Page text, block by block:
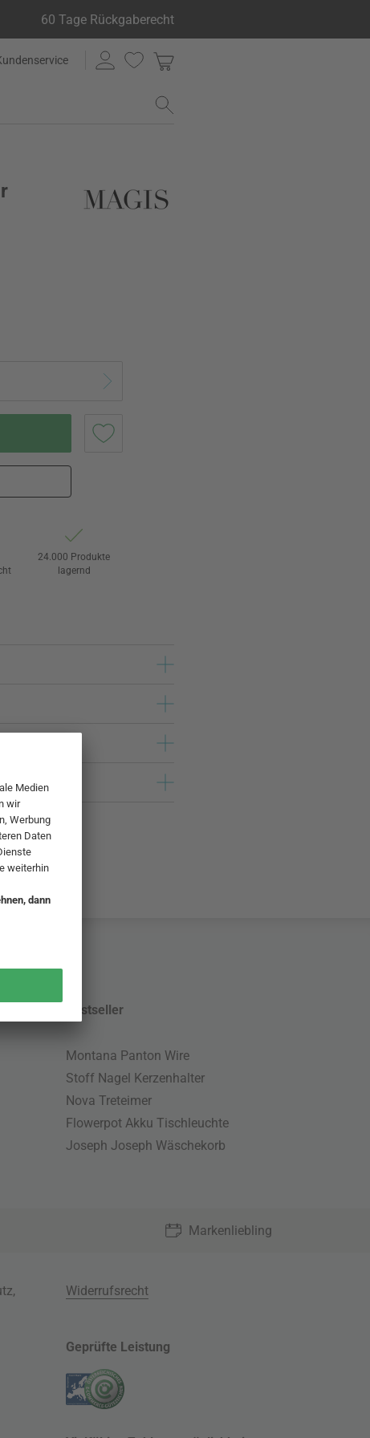
60 Tage Rückgaberecht
24.000 Produkte
lagernd
Bestseller
Montana Panton Wire
Stoff Nagel Kerzenhalter
Nova Treteimer
Flowerpot Akku Tischleuchte
Joseph Joseph Wäschekorb
Markenliebling
,
Widerrufsrecht
Geprüfte Leistung